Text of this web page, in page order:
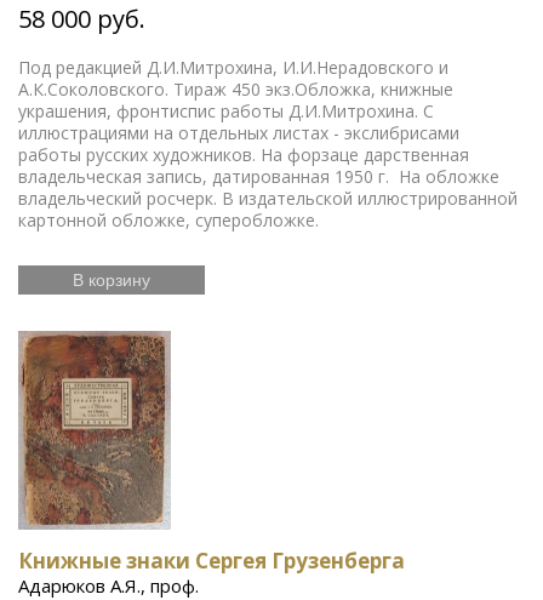
58 000 руб.
Под редакцией Д.И.Митрохина, И.И.Нерадовского и
А.К.Соколовского. Тираж 450 экз.Обложка, книжные
украшения, фронтиспис работы Д.И.Митрохина. С
иллюстрациями на отдельных листах - экслибрисами
работы русских художников. На форзаце дарственная
владельческая запись, датированная 1950 г. На обложке
владельческий росчерк. В издательской иллюстрированной
картонной обложке, суперобложке.
В корзину
Книжные знаки Сергея Грузенберга
Адарюков А.Я., проф.